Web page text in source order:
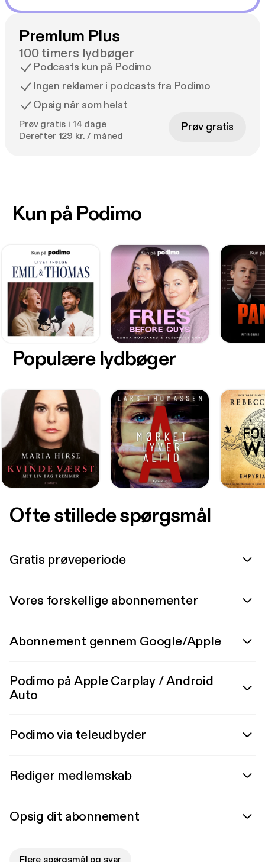
Premium Plus
100 timers lydbøger
Podcasts kun på Podimo
Ingen reklamer i podcasts fra Podimo
Opsig når som helst
Prøv gratis i 14 dage
Derefter 129 kr. / måned
Prøv gratis
Kun på Podimo
Populære lydbøger
Ofte stillede spørgsmål
Gratis prøveperiode
Vores forskellige abonnementer
Abonnement gennem Google/Apple
Podimo på Apple Carplay / Android
Auto
Podimo via teleudbyder
Rediger medlemskab
Opsig dit abonnement
Flere spørgsmål og svar